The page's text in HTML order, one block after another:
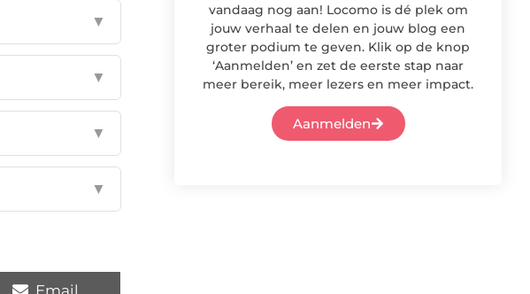
▼
▼
▼
▼
Email
vandaag nog aan! Locomo is dé plek om
jouw verhaal te delen en jouw blog een
groter podium te geven. Klik op de knop
‘Aanmelden’ en zet de eerste stap naar
meer bereik, meer lezers en meer impact.
Aanmelden